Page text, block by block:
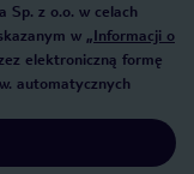
Sp. z o.o. w celach
w „Informacji o
elektroniczną formę
automatycznych